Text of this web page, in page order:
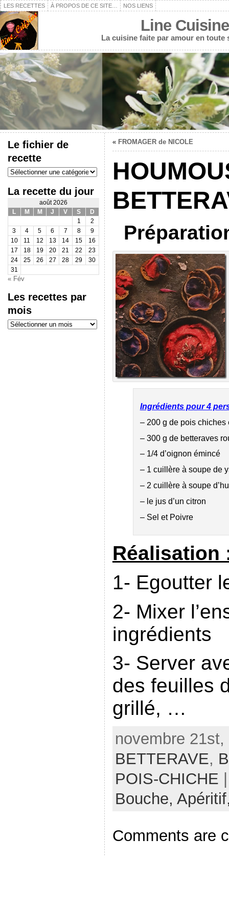
LES RECETTES À PROPOS DE CE SITE… NOS LIENS
Line Cuisine
La cuisine faite par amour en
Le fichier de
recette
Le
fichier
recette
La recette du jour
août 2026
L
M M J V S
D
1
2
3
4 5 6 7 8
9
10
11 12 13 14 15
16
17
18 19 20 21 22
23
24
25 26 27 28 29
30
31
« Fév
Les recettes par
mois
Les
recettes
« FROMAGER de NICOLE
Ingrédients pour 4
– 200 g de pois chiches
– 300 g de betteraves
– 1/4 d’oignon émincé
– 1 cuillère à soupe de
– 2 cuillère à soupe
– le jus d’un citron
– Sel et Poivre
Réalisation
1- Egoutter
2- Mixer
ingrédients
3- Server
des feuilles
grillé, …
novembre
BETTERAVE,
POIS-CHICHE
Bouche,
Comments are